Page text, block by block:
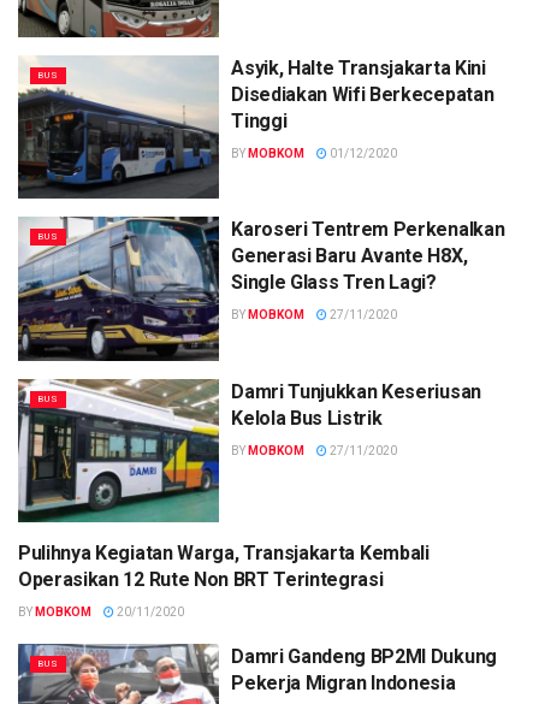
BUS
Asyik, Halte Transjakarta Kini
Disediakan Wifi Berkecepatan
Tinggi
BY MOBKOM 01/12/2020
BUS
Karoseri Tentrem Perkenalkan
Generasi Baru Avante H8X,
Single Glass Tren Lagi?
BY MOBKOM 27/11/2020
BUS
Damri Tunjukkan Keseriusan
Kelola Bus Listrik
BY MOBKOM 27/11/2020
BUS
Pulihnya Kegiatan Warga, Transjakarta Kembali
Operasikan 12 Rute Non BRT Terintegrasi
BY MOBKOM 20/11/2020
BUS
Damri Gandeng BP2MI Dukung
Pekerja Migran Indonesia